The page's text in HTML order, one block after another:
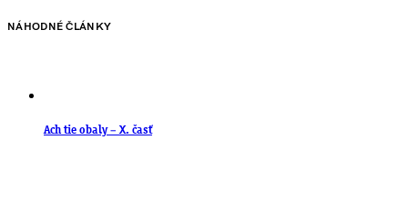
NÁHODNÉ ČLÁNKY
Ach tie obaly – X. časť